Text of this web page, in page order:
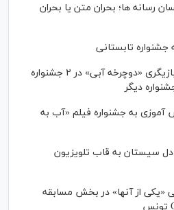
رسانه ها؛ بحران متن یا بحران
تابستانی
نامزدی بهترین فیلم و بازیگری «دوچرخه آبی» در ۲ جشنواره
به جشنواره فیلم «آب به
دل سیستان به قاب تلویزیون
«یکی از آنها» در بخش مسابقه